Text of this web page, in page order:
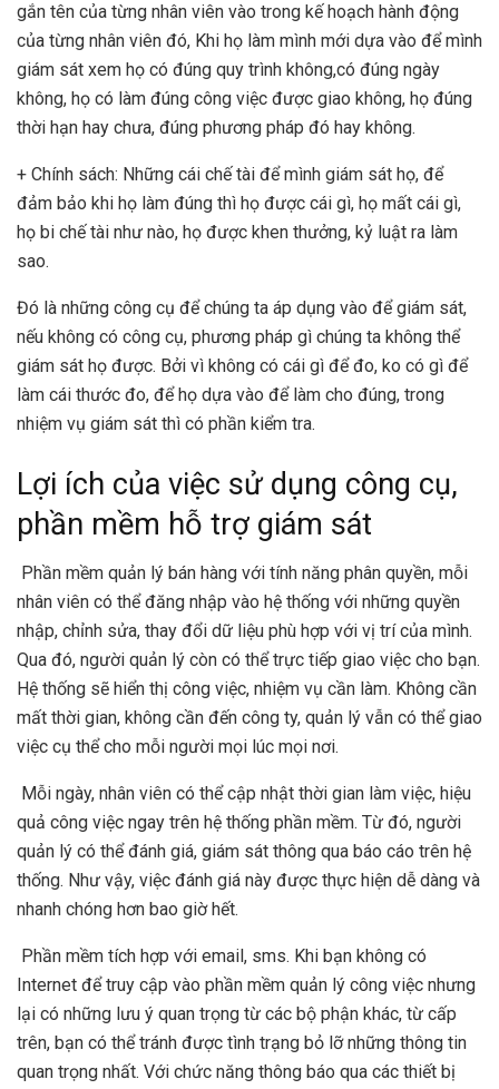
gắn tên của từng nhân viên vào trong kế hoạch hành động
của từng nhân viên đó, Khi họ làm mình mới dựa vào để mình
giám sát xem họ có đúng quy trình không,có đúng ngày
không, họ có làm đúng công việc được giao không, họ đúng
thời hạn hay chưa, đúng phương pháp đó hay không.
+ Chính sách: Những cái chế tài để mình giám sát họ, để
đảm bảo khi họ làm đúng thì họ được cái gì, họ mất cái gì,
họ bi chế tài như nào, họ được khen thưởng, kỷ luật ra làm
sao.
Đó là những công cụ để chúng ta áp dụng vào để giám sát,
nếu không có công cụ, phương pháp gì chúng ta không thể
giám sát họ được. Bởi vì không có cái gì để đo, ko có gì để
làm cái thước đo, để họ dựa vào để làm cho đúng, trong
nhiệm vụ giám sát thì có phần kiểm tra.
Lợi ích của việc sử dụng công cụ,
phần mềm hỗ trợ giám sát
Phần mềm quản lý bán hàng với tính năng phân quyền, mỗi
nhân viên có thể đăng nhập vào hệ thống với những quyền
nhập, chỉnh sửa, thay đổi dữ liệu phù hợp với vị trí của mình.
Qua đó, người quản lý còn có thể trực tiếp giao việc cho bạn.
Hệ thống sẽ hiển thị công việc, nhiệm vụ cần làm. Không cần
mất thời gian, không cần đến công ty, quản lý vẫn có thể giao
việc cụ thể cho mỗi người mọi lúc mọi nơi.
Mỗi ngày, nhân viên có thể cập nhật thời gian làm việc, hiệu
quả công việc ngay trên hệ thống phần mềm. Từ đó, người
quản lý có thể đánh giá, giám sát thông qua báo cáo trên hệ
thống. Như vậy, việc đánh giá này được thực hiện dễ dàng và
nhanh chóng hơn bao giờ hết.
Phần mềm tích hợp với email, sms. Khi bạn không có
Internet để truy cập vào phần mềm quản lý công việc nhưng
lại có những lưu ý quan trọng từ các bộ phận khác, từ cấp
trên, bạn có thể tránh được tình trạng bỏ lỡ những thông tin
quan trọng nhất. Với chức năng thông báo qua các thiết bị